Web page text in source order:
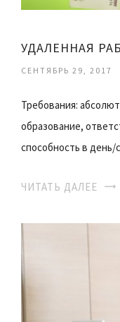
УДАЛЕННАЯ
СЕНТЯБРЬ 29, 2017
Требования:
образование,
способность в
ЧИТАТЬ ДАЛЕЕ